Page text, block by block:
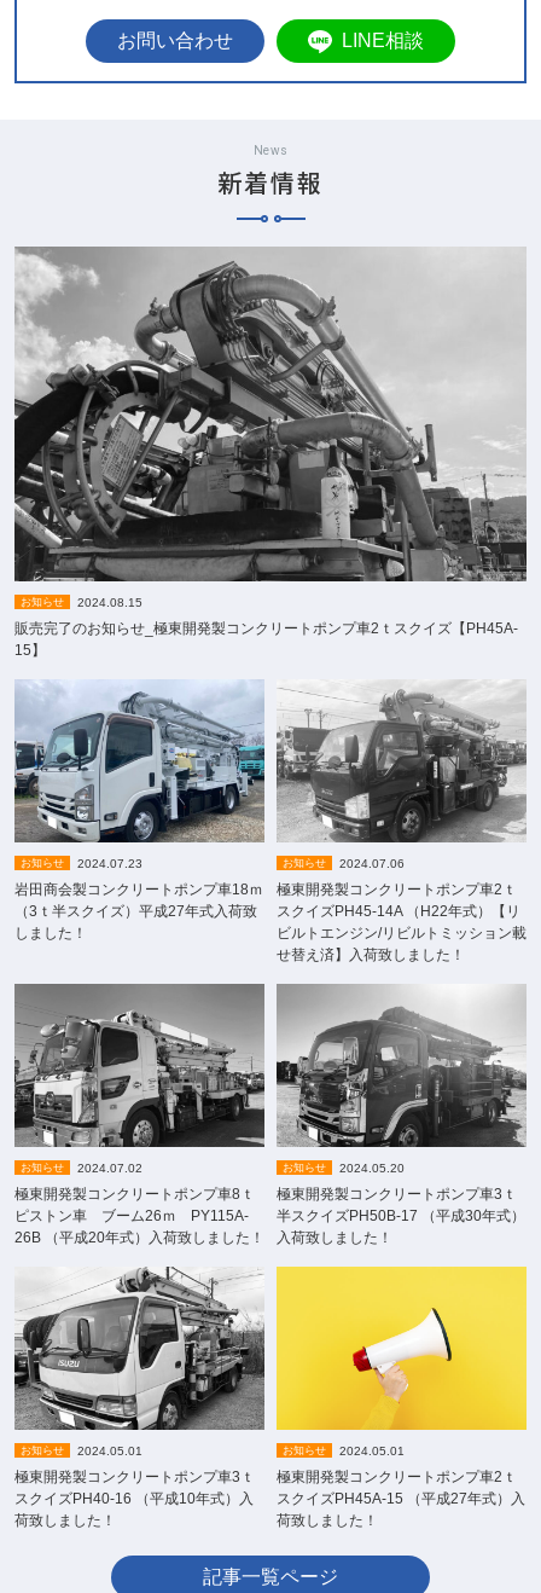
LINE相談
News
新着情報
お知らせ 2024.08.15
販売完了のお知らせ_極東開発製コンクリートポンプ車2ｔスクイズ【PH45A-
15】
お知らせ 2024.07.23
岩田商会製コンクリートポンプ車18ｍ
（3ｔ半スクイズ）平成27年式入荷致
しました！
お知らせ 2024.07.06
極東開発製コンクリートポンプ車2ｔ
スクイズPH45-14A （H22年式）【リ
ビルトエンジン/リビルトミッション載
せ替え済】入荷致しました！
お知らせ 2024.07.02
極東開発製コンクリートポンプ車8ｔ
ピストン車 ブーム26ｍ PY115A-
26B （平成20年式）入荷致しました！
お知らせ 2024.05.20
極東開発製コンクリートポンプ車3ｔ
半スクイズPH50B-17 （平成30年式）
入荷致しました！
お知らせ 2024.05.01
極東開発製コンクリートポンプ車3ｔ
スクイズPH40-16 （平成10年式）入
荷致しました！
お知らせ 2024.05.01
極東開発製コンクリートポンプ車2ｔ
スクイズPH45A-15 （平成27年式）入
荷致しました！
記事一覧ページ